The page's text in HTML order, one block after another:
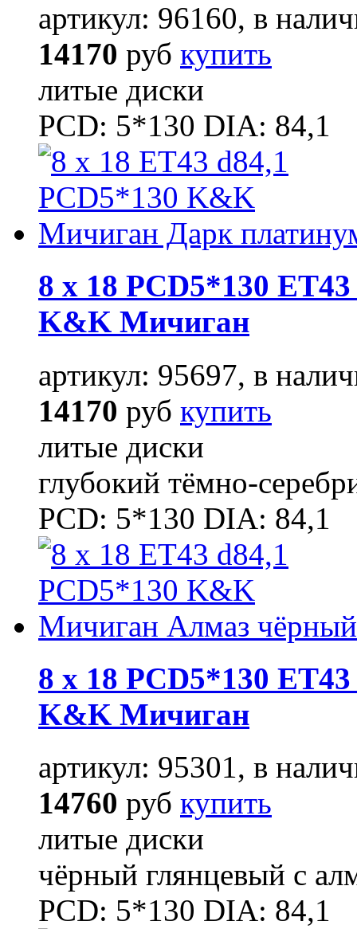
артикул: 96160, в
14170 руб купить
литые диски
PCD: 5*130 DIA: 84,1
8 x 18 PCD5*130
K&K Мичиган
артикул: 95697, в
14170 руб купить
литые диски
глубокий тёмно-
PCD: 5*130 DIA: 84,1
8 x 18 PCD5*130
K&K Мичиган
артикул: 95301, в
14760 руб купить
литые диски
чёрный глянцевый с
PCD: 5*130 DIA: 84,1